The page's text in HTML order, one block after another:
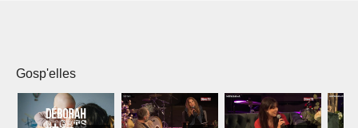
Gosp'elles